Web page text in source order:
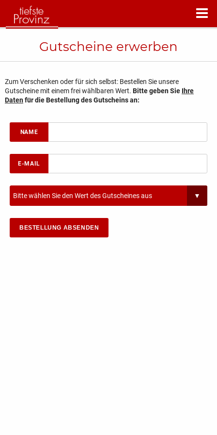
Gutscheine erwerben
Zum Verschenken oder für sich selbst: Bestellen Sie unsere
Gutscheine mit einem frei wählbaren Wert. Bitte geben Sie Ihre
Datenfür die Bestellung des Gutscheins an:
NAME
E-MAIL
BESTELLUNG ABSENDEN